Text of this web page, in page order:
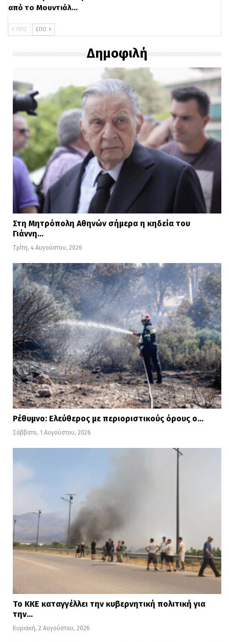
από το Μουντιάλ…
ΠΡΟ ΕΠΌ
Δημοφιλή
Στη Μητρόπολη Αθηνών σήμερα η κηδεία του
Γιάννη…
Τρίτη, 4 Αυγούστου, 2026
Ρέθυμνο: Ελεύθερος με περιοριστικούς όρους ο…
Σάββατο, 1 Αυγούστου, 2026
Το ΚΚΕ καταγγέλλει την κυβερνητική πολιτική για
την…
Κυριακή, 2 Αυγούστου, 2026